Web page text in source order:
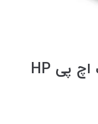
خرید و قیمت روز لپ تاپ اچ پی HP